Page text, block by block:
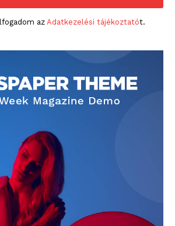
az Adatkezelési tájékoztatót.